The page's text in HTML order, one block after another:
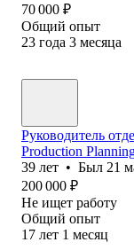
70 000 ₽
Общий опыт
23 года 3 месяца
Руководитель
Production
39 лет • Был 21
200 000 ₽
Не ищет работу
Общий опыт
17 лет 1 месяц